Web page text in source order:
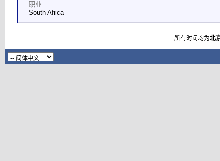
职业
South Africa
所有时间均为北